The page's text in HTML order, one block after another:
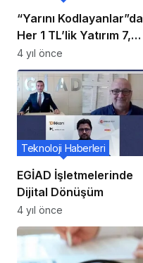
“Yarını Kodlayanlar”da
Her 1 TL’lik Yatırım 7,7
TL’lik Sosyal Getiri
Sağladı
4 yıl önce
EGİAD İşletmelerinde
Dijital Dönüşüm
Teknoloji Haberleri
4 yıl önce